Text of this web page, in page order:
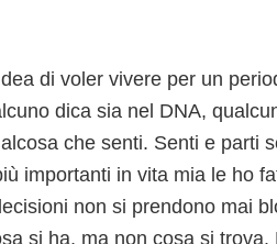
di voler vivere per un
dica sia nel DNA,
che senti. Senti e parti
importanti in vita mia le ho
non si prendono mai
si ha, ma non cosa si trova.